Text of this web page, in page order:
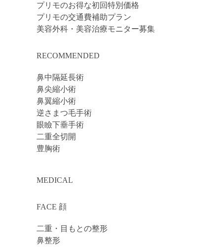
プリモのお得な初回特別価格
プリモの交通費補助プラン
美容外科・美容治療モニター募集
RECOMMENDED
鼻中隔延長術
鼻尖縮小術
鼻翼縮小術
逆さまつ毛手術
眼瞼下垂手術
二重全切開
豊胸術
MEDICAL
FACE 顔
二重・目もとの整形
鼻整形